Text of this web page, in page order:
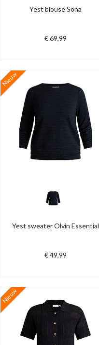
Yest blouse Sona
€ 69,99
Nieuw
Yest sweater Olvin Essential
€ 49,99
Nieuw